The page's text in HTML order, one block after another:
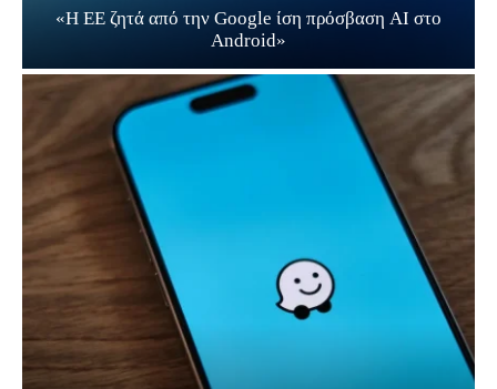
«Η ΕΕ ζητά από την Google ίση πρόσβαση AI στο
Android»